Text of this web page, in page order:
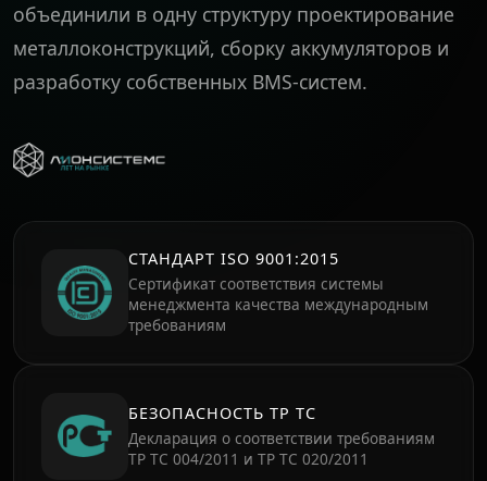
объединили в одну структуру проектирование
металлоконструкций, сборку аккумуляторов и
разработку собственных BMS-систем.
СТАНДАРТ ISO 9001:2015
Сертификат соответствия системы
менеджмента качества международным
требованиям
БЕЗОПАСНОСТЬ ТР ТС
Декларация о соответствии требованиям
ТР ТС 004/2011 и ТР ТС 020/2011